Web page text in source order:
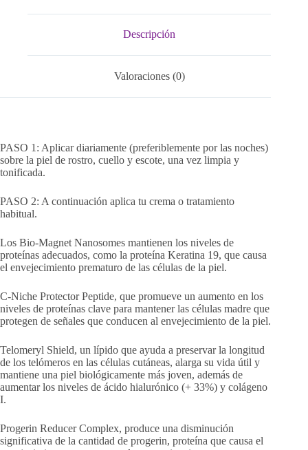
Descripción
Valoraciones (0)
PASO 1: Aplicar diariamente (preferiblemente por las noches)
sobre la piel de rostro, cuello y escote, una vez limpia y
tonificada.
PASO 2: A continuación aplica tu crema o tratamiento
habitual.
Los Bio-Magnet Nanosomes mantienen los niveles de
proteínas adecuados, como la proteína Keratina 19, que causa
el envejecimiento prematuro de las células de la piel.
C-Niche Protector Peptide, que promueve un aumento en los
niveles de proteínas clave para mantener las células madre que
protegen de señales que conducen al envejecimiento de la piel.
Telomeryl Shield, un lípido que ayuda a preservar la longitud
de los telómeros en las células cutáneas, alarga su vida útil y
mantiene una piel biológicamente más joven, además de
aumentar los niveles de ácido hialurónico (+ 33%) y colágeno
I.
Progerin Reducer Complex, produce una disminución
significativa de la cantidad de progerin, proteína que causa el